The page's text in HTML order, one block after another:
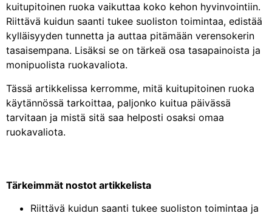
kuitupitoinen ruoka vaikuttaa koko kehon hyvinvointiin.
Riittävä kuidun saanti tukee suoliston toimintaa, edistää
kylläisyyden tunnetta ja auttaa pitämään verensokerin
tasaisempana. Lisäksi se on tärkeä osa tasapainoista ja
monipuolista ruokavaliota.
Tässä artikkelissa kerromme, mitä kuitupitoinen ruoka
käytännössä tarkoittaa, paljonko kuitua päivässä
tarvitaan ja mistä sitä saa helposti osaksi omaa
ruokavaliota.
Tärkeimmät nostot artikkelista
Riittävä kuidun saanti tukee suoliston toimintaa ja